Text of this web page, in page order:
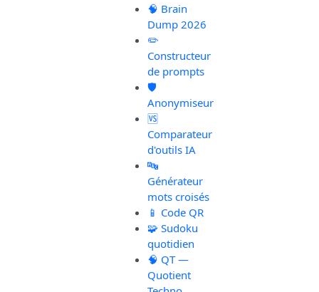
🧠 Brain
Dump 2026
✏️
Constructeur
de prompts
🛡️
Anonymiseur
🆚
Comparateur
d'outils IA
🔤
Générateur
mots croisés
📱 Code QR
🧩 Sudoku
quotidien
🧠 QT —
Quotient